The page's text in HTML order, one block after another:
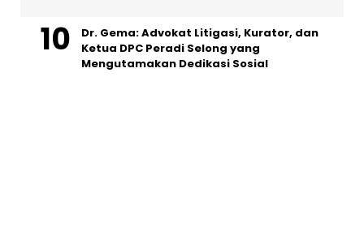
Dr. Gema: Advokat Litigasi, Kurator, dan
Ketua DPC Peradi Selong yang
Mengutamakan Dedikasi Sosial